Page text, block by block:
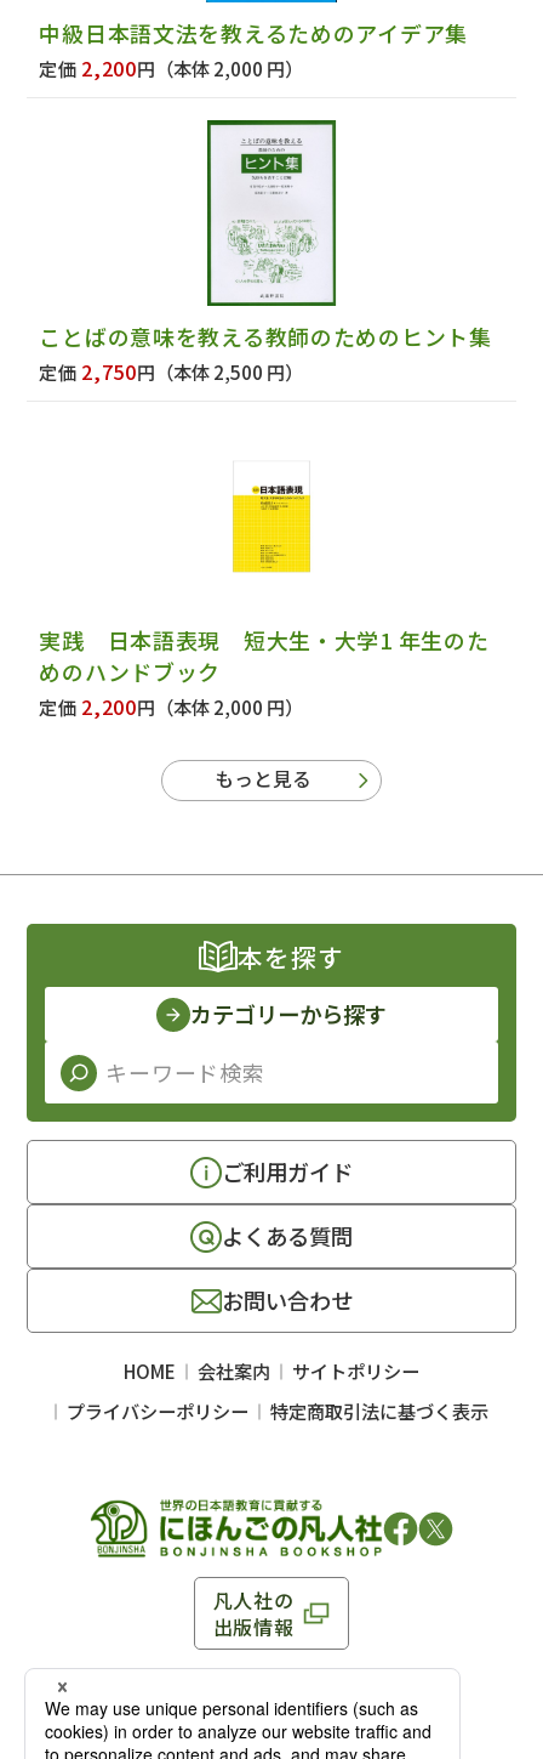
中級日本語文法を教えるためのアイデア集
定価 2,200円 （本体 2,000 円）
ことばの意味を教える教師のためのヒント集
定価 2,750円 （本体 2,500 円）
実践 日本語表現 短大生・大学1 年生のた
めのハンドブック
定価 2,200円 （本体 2,000 円）
もっと見る
凡人社の
出版情報
〒102-0093 東京都千代田区平河町 1-3-13 8F
TEL：03-3263-3959／FAX：03-3263-3116
本を探す
カテゴリーから探す
ご利用ガイド
よくある質問
お問い合わせ
HOME 会社案内
サイトポリシー
プライバシーポリシー
特定商取引法に基づく表示